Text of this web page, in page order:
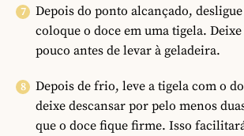
Depois do ponto alcançado,
coloque o doce em uma tigela.
pouco antes de levar à geladeira.
Depois de frio, leve a tigela com o
deixe descansar por pelo menos
que o doce fique firme. Isso